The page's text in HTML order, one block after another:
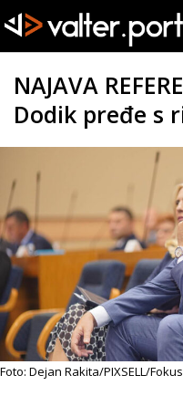
NAJAVA
Dodik pređe s
Foto: Dejan Rakita/PIXSELL/Fokus